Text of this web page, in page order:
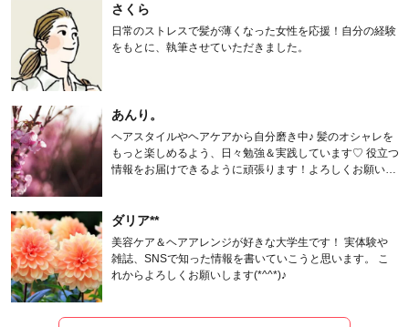
さくら
日常のストレスで髪が薄くなった女性を応援！自分の経験
をもとに、執筆させていただきました。
あんり。
ヘアスタイルやヘアケアから自分磨き中♪ 髪のオシャレを
もっと楽しめるよう、日々勉強＆実践しています♡ 役立つ
情報をお届けできるように頑張ります！よろしくお願いし
ダリア**
美容ケア＆ヘアアレンジが好きな大学生です！ 実体験や
雑誌、SNSで知った情報を書いていこうと思います。 こ
れからよろしくお願いします(*^^*)♪